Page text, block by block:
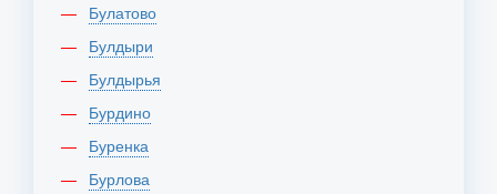
Булатово
Булдыри
Булдырья
Бурдино
Буренка
Бурлова